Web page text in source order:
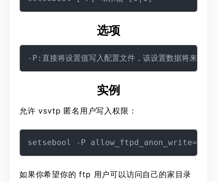
选项
实例
允许 vsvtp 匿名用户写入权限：
如果你希望你的 ftp 用户可以访问自己的家目录